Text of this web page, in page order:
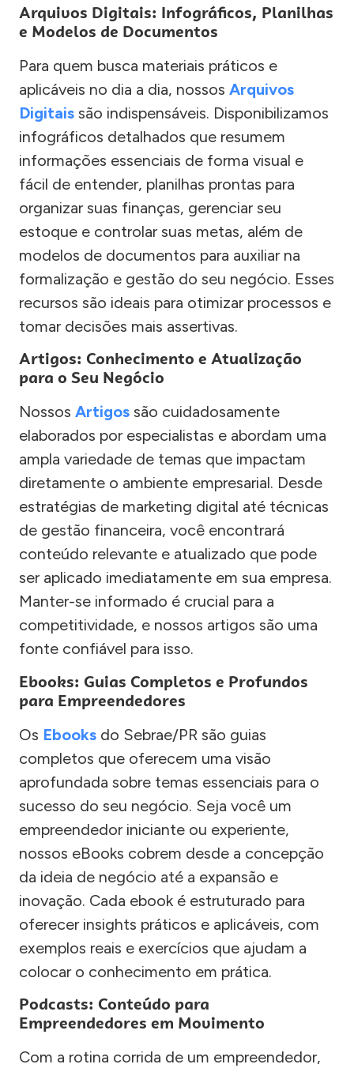
Arquivos Digitais: Infográficos, Planilhas
e Modelos de Documentos
Para quem busca materiais práticos e
aplicáveis no dia a dia, nossos Arquivos
Digitais são indispensáveis. Disponibilizamos
infográficos detalhados que resumem
informações essenciais de forma visual e
fácil de entender, planilhas prontas para
organizar suas finanças, gerenciar seu
estoque e controlar suas metas, além de
modelos de documentos para auxiliar na
formalização e gestão do seu negócio. Esses
recursos são ideais para otimizar processos e
tomar decisões mais assertivas.
Artigos: Conhecimento e Atualização
para o Seu Negócio
Nossos Artigos são cuidadosamente
elaborados por especialistas e abordam uma
ampla variedade de temas que impactam
diretamente o ambiente empresarial. Desde
estratégias de marketing digital até técnicas
de gestão financeira, você encontrará
conteúdo relevante e atualizado que pode
ser aplicado imediatamente em sua empresa.
Manter-se informado é crucial para a
competitividade, e nossos artigos são uma
fonte confiável para isso.
Ebooks: Guias Completos e Profundos
para Empreendedores
Os Ebooks do Sebrae/PR são guias
completos que oferecem uma visão
aprofundada sobre temas essenciais para o
sucesso do seu negócio. Seja você um
empreendedor iniciante ou experiente,
nossos eBooks cobrem desde a concepção
da ideia de negócio até a expansão e
inovação. Cada ebook é estruturado para
oferecer insights práticos e aplicáveis, com
exemplos reais e exercícios que ajudam a
colocar o conhecimento em prática.
Podcasts: Conteúdo para
Empreendedores em Movimento
Com a rotina corrida de um empreendedor,